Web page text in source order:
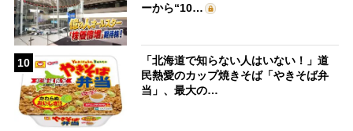
ーから“10…
10
「北海道で知らない人はいない！」道
民熱愛のカップ焼きそば「やきそば弁
当」、最大の…